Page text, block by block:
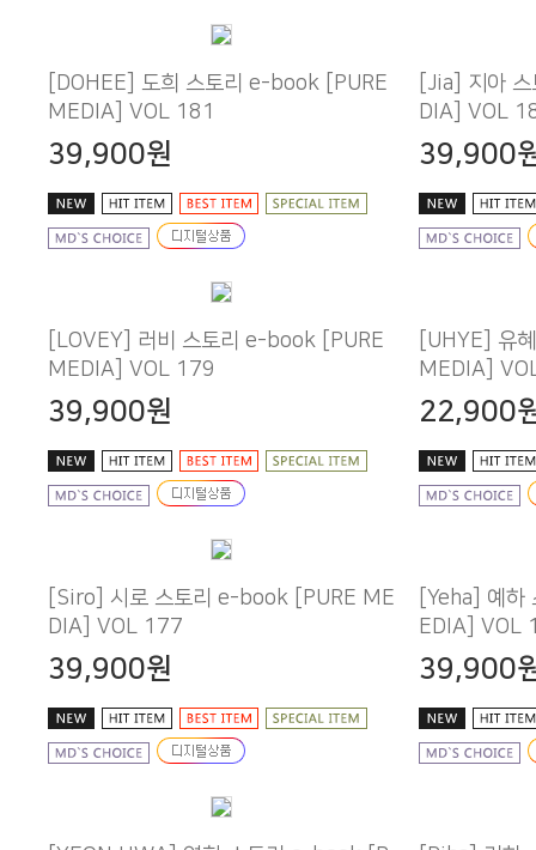
MEDIA] VOL 181
39,900원
DIA] VOL
39,900
MEDIA] VOL 179
39,900원
MEDIA]
22,900
DIA] VOL 177
39,900원
EDIA] VOL
39,900